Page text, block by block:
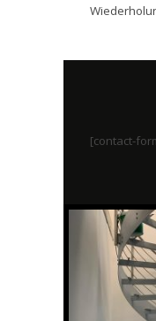
[contact-